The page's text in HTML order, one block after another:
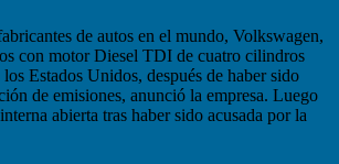
de autos en el mundo, Volkswagen,
con motor Diesel TDI de cuatro cilindros
Estados Unidos, después de haber sido
de emisiones, anunció la empresa. Luego
abierta tras haber sido acusada por la